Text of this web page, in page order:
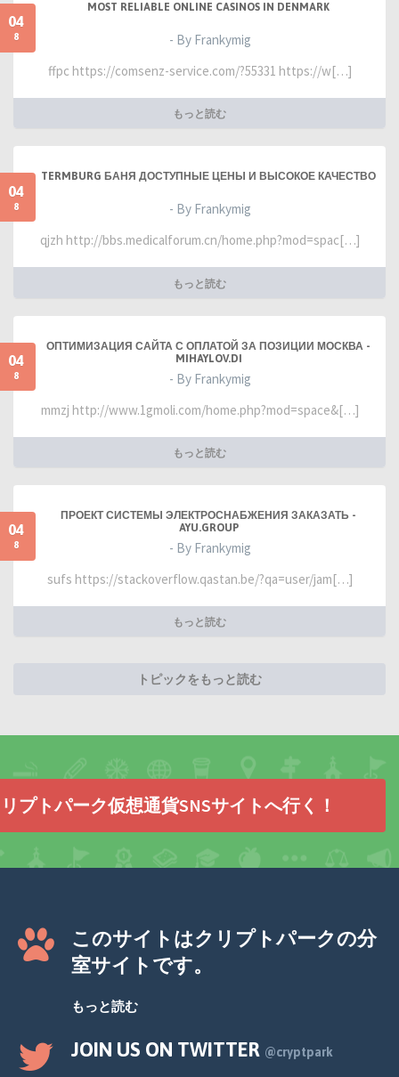
04
8
MOST RELIABLE ONLINE CASINOS IN DENMARK
- By Frankymig
ffpc https://comsenz-service.com/?55331 https://w[…]
もっと読む
04
8
TERMBURG БАНЯ ДОСТУПНЫЕ ЦЕНЫ И ВЫСОКОЕ КАЧЕСТВО
- By Frankymig
qjzh http://bbs.medicalforum.cn/home.php?mod=spac[…]
もっと読む
04
8
ОПТИМИЗАЦИЯ САЙТА С ОПЛАТОЙ ЗА ПОЗИЦИИ МОСКВА -
MIHAYLOV.DI
- By Frankymig
mmzj http://www.1gmoli.com/home.php?mod=space&[…]
もっと読む
04
8
ПРОЕКТ СИСТЕМЫ ЭЛЕКТРОСНАБЖЕНИЯ ЗАКАЗАТЬ -
AYU.GROUP
- By Frankymig
sufs https://stackoverflow.qastan.be/?qa=user/jam[…]
もっと読む
トピックをもっと読む
プトパーク仮想通貨SNSサイトへ行く！
このサイトはクリプトパークの分
室サイトです。
もっと読む
JOIN US ON TWITTER @cryptpark